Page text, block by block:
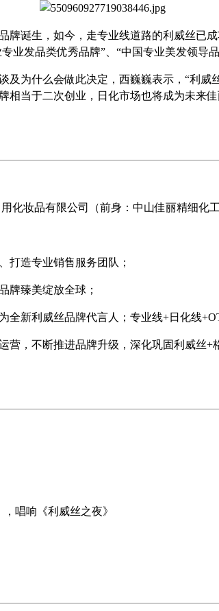
牌诞生，如今，走专业线道路的利威丝已
业发品类优秀品牌”、“中国专业美发领导品
及为什么会做此决定，西巍巍表示，“利
当于二次创业，日化市场也将成为未来
化妆品有限公司（前身：中山佳丽精细化
打造专业销售服务团队；
牌臻美绽放全球；
新利威丝品牌代言人；专业线+日化线
，不断推进品牌升级，深化巩固利威丝
唱响《利威丝之夜》